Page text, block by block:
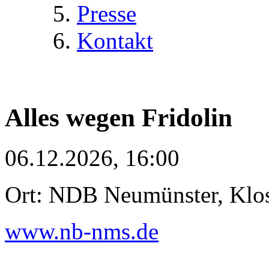
Presse
Kontakt
Alles wegen Fridolin
06.12.2026, 16:00
Ort: NDB Neumünster,
www.nb-nms.de